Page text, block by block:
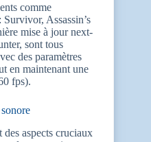
comme
Assassin’s
mise à jour next-
sont tous
des paramètres
en maintenant une
fps).
aspects cruciaux